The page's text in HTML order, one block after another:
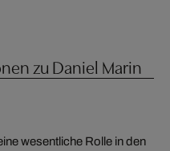
zu Daniel Marin
wesentliche Rolle in den